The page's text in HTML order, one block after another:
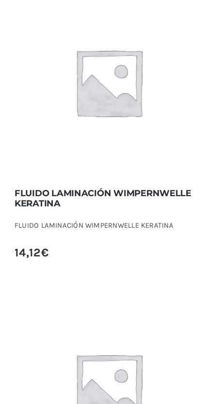
FLUIDO LAMINACIÓN WIMPERNWELLE
KERATINA
FLUIDO LAMINACIÓN WIMPERNWELLE
KERATINA
FLUIDO LAMINACIÓN WIMPERNWELLE KERATINA
14,12€
HENNA CASTAÑO MEDIO BLINK